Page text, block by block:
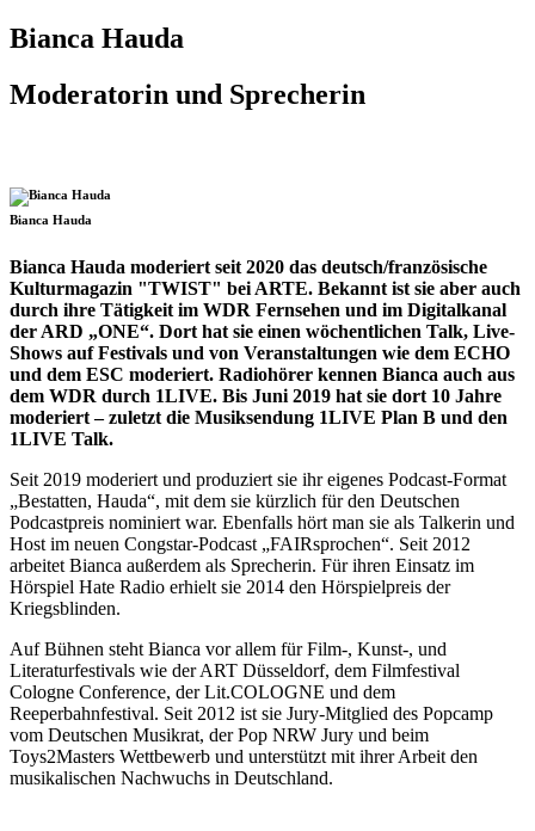
Bianca Hauda
Moderatorin und Sprecherin
Bianca Hauda
Bianca Hauda moderiert seit 2020 das deutsch/französische
Kulturmagazin "TWIST" bei ARTE. Bekannt ist sie aber auch
durch ihre Tätigkeit im WDR Fernsehen und im Digitalkanal
der ARD „ONE“. Dort hat sie einen wöchentlichen Talk, Live-
Shows auf Festivals und von Veranstaltungen wie dem ECHO
und dem ESC moderiert. Radiohörer kennen Bianca auch aus
dem WDR durch 1LIVE. Bis Juni 2019 hat sie dort 10 Jahre
moderiert – zuletzt die Musiksendung 1LIVE Plan B und den
1LIVE Talk.
Seit 2019 moderiert und produziert sie ihr eigenes Podcast-Format
„Bestatten, Hauda“, mit dem sie kürzlich für den Deutschen
Podcastpreis nominiert war. Ebenfalls hört man sie als Talkerin und
Host im neuen Congstar-Podcast „FAIRsprochen“. Seit 2012
arbeitet Bianca außerdem als Sprecherin. Für ihren Einsatz im
Hörspiel Hate Radio erhielt sie 2014 den Hörspielpreis der
Kriegsblinden.
Auf Bühnen steht Bianca vor allem für Film-, Kunst-, und
Literaturfestivals wie der ART Düsseldorf, dem Filmfestival
Cologne Conference, der Lit.COLOGNE und dem
Reeperbahnfestival. Seit 2012 ist sie Jury-Mitglied des Popcamp
vom Deutschen Musikrat, der Pop NRW Jury und beim
Toys2Masters Wettbewerb und unterstützt mit ihrer Arbeit den
musikalischen Nachwuchs in Deutschland.